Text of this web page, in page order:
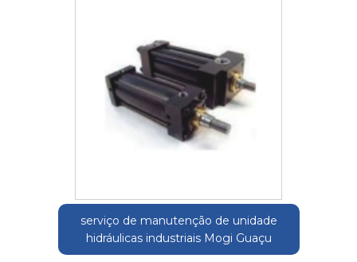
serviço de manutenção de unidade
hidráulicas industriais Mogi Guaçu